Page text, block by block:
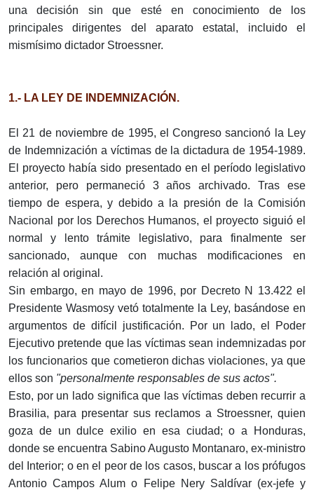
una decisión sin que esté en conocimiento de los
principales dirigentes del aparato estatal, incluido el
mismísimo dictador Stroessner.
1.- LA LEY DE INDEMNIZACIÓN.
El 21 de noviembre de 1995, el Congreso sancionó la Ley
de Indemnización a víctimas de la dictadura de 1954-1989.
El proyecto había sido presentado en el período legislativo
anterior, pero permaneció 3 años archivado. Tras ese
tiempo de espera, y debido a la presión de la Comisión
Nacional por los Derechos Humanos, el proyecto siguió el
normal y lento trámite legislativo, para finalmente ser
sancionado, aunque con muchas modificaciones en
relación al original.
Sin embargo, en mayo de 1996, por Decreto N 13.422 el
Presidente Wasmosy vetó totalmente la Ley, basándose en
argumentos de difícil justificación. Por un lado, el Poder
Ejecutivo pretende que las víctimas sean indemnizadas por
los funcionarios que cometieron dichas violaciones, ya que
ellos son "personalmente responsables de sus actos".
Esto, por un lado significa que las víctimas deben recurrir a
Brasilia, para presentar sus reclamos a Stroessner, quien
goza de un dulce exilio en esa ciudad; o a Honduras,
donde se encuentra Sabino Augusto Montanaro, ex-ministro
del Interior; o en el peor de los casos, buscar a los prófugos
Antonio Campos Alum o Felipe Nery Saldívar (ex-jefe y